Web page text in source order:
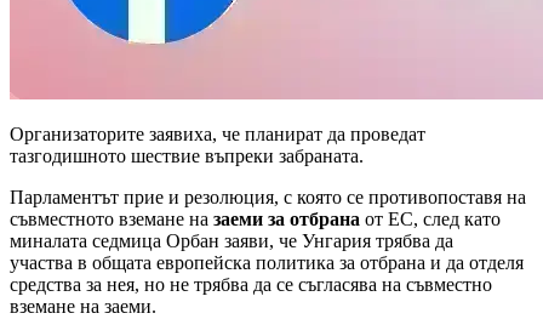
Организаторите заявиха, че планират да проведат
тазгодишното шествие въпреки забраната.
Парламентът прие и резолюция, с която се противопоставя на
съвместното вземане на заеми за отбрана от ЕС, след като
миналата седмица Орбан заяви, че Унгария трябва да
участва в общата европейска политика за отбрана и да отделя
средства за нея, но не трябва да се съгласява на съвместно
вземане на заеми.